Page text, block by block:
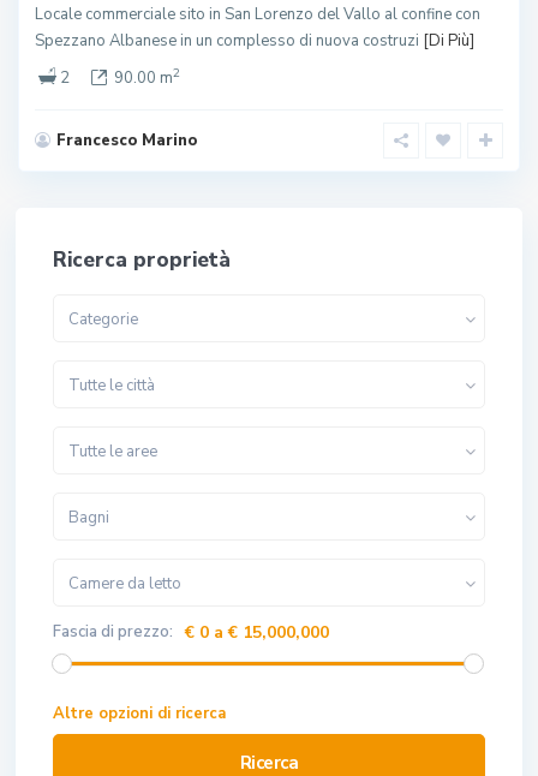
Locale commerciale sito in San Lorenzo del Vallo al confine con
Spezzano Albanese in un complesso di nuova costruzi [Di Più]
2
90.00 m2
Francesco Marino
Ricerca proprietà
Categorie
Tutte le città
Tutte le aree
Bagni
Camere da letto
Fascia di prezzo: € 0 a € 15,000,000
Altre opzioni di ricerca
Ricerca